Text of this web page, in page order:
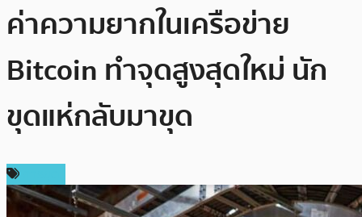
ค่าความยากในเครือข่าย
Bitcoin ทำจุดสูงสุดใหม่ นัก
ขุดแห่กลับมาขุด